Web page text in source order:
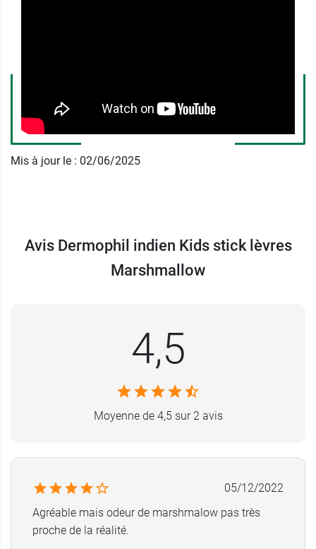
des onguents et pommades réparatrices de la
peau depuis 1919.
Retrouvez aussi le
Stick lèvres solaire SPF 50
Dermophil Indienoffrant une haute protection
Mis à jour le : 02/06/2025
Avis Dermophil indien Kids stick lèvres
Marshmallow
4,5
Moyenne de 4,5 sur 2 avis
05/12/2022
Agréable mais odeur de marshmalow pas très
proche de la réalité.